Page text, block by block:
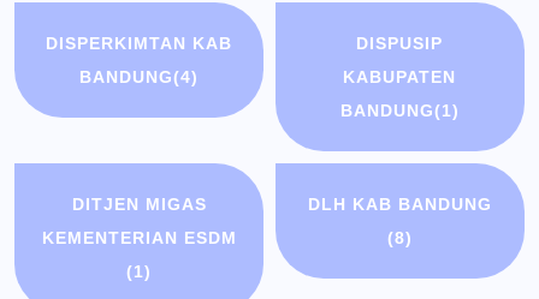
DISPERKIMTAN KAB
BANDUNG(4)
DISPUSIP
KABUPATEN
BANDUNG(1)
DITJEN MIGAS
KEMENTERIAN ESDM
(1)
DLH KAB BANDUNG
(8)